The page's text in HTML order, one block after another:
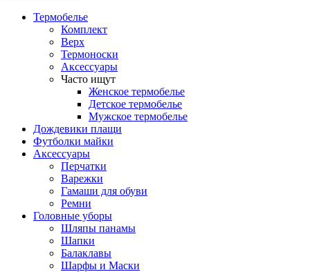
Термобелье
Комплект
Верх
Термоноски
Аксессуары
Часто ищут
Женское термобелье
Детское термобелье
Мужское термобелье
Дождевики плащи
Футболки майки
Аксессуары
Перчатки
Варежки
Гамаши для обуви
Ремни
Головные уборы
Шляпы панамы
Шапки
Балаклавы
Шарфы и Маски